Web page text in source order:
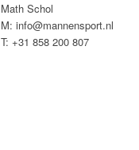
Math Schol
M: info@mannensport.nl
T: +31 858 200 807